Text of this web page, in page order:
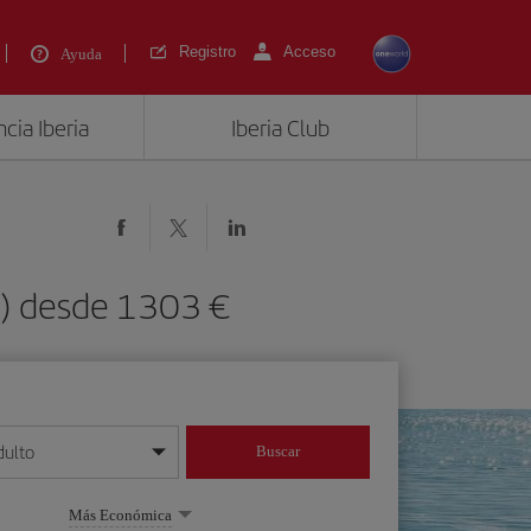
Ayuda Registro Acceso
Iberia Iberia Club
desde 1303 €
mes/año
Buscar
Más Económica